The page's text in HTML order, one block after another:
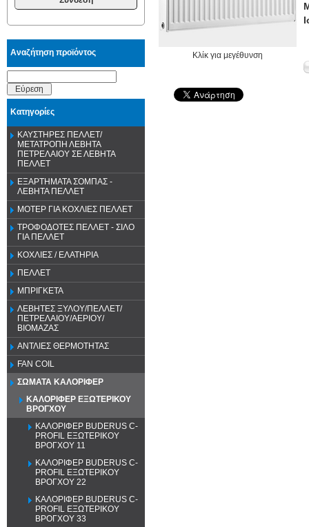
Αναζήτηση προϊόντος
Εύρεση
Κατηγορίες
ΚΑΥΣΤΗΡΕΣ ΠΕΛΛΕΤ/
ΜΕΤΑΤΡΟΠΗ ΛΕΒΗΤΑ
ΠΕΤΡΕΛΑΙΟΥ ΣΕ ΛΕΒΗΤΑ
ΠΕΛΛΕΤ
ΕΞΑΡΤΗΜΑΤΑ ΣΟΜΠΑΣ -
ΛΕΒΗΤΑ ΠΕΛΛΕΤ
ΜΟΤΕΡ ΓΙΑ ΚΟΧΛΙΕΣ ΠΕΛΛΕΤ
ΤΡΟΦΟΔΟΤΕΣ ΠΕΛΛΕΤ - ΣΙΛΟ
ΓΙΑ ΠΕΛΛΕΤ
ΚΟΧΛΙΕΣ / ΕΛΑΤΗΡΙΑ
ΠΕΛΛΕΤ
ΜΠΡΙΓΚΕΤΑ
ΛΕΒΗΤΕΣ ΞΥΛΟΥ/ΠΕΛΛΕΤ/
ΠΕΤΡΕΛΑΙΟΥ/ΑΕΡΙΟΥ/
ΒΙΟΜΑΖΑΣ
ΑΝΤΛΙΕΣ ΘΕΡΜΟΤΗΤΑΣ
FAN COIL
ΣΩΜΑΤΑ ΚΑΛΟΡΙΦΕΡ
ΚΑΛΟΡΙΦΕΡ ΕΞΩΤΕΡΙΚΟΥ
ΒΡΟΓΧΟΥ
ΚΑΛΟΡΙΦΕΡ BUDERUS C-
PROFIL ΕΞΩΤΕΡΙΚΟΥ
ΒΡΟΓΧΟΥ 11
ΚΑΛΟΡΙΦΕΡ BUDERUS C-
PROFIL ΕΞΩΤΕΡΙΚΟΥ
ΒΡΟΓΧΟΥ 22
ΚΑΛΟΡΙΦΕΡ BUDERUS C-
PROFIL ΕΞΩΤΕΡΙΚΟΥ
ΒΡΟΓΧΟΥ 33
Κλίκ για μεγέθυνση